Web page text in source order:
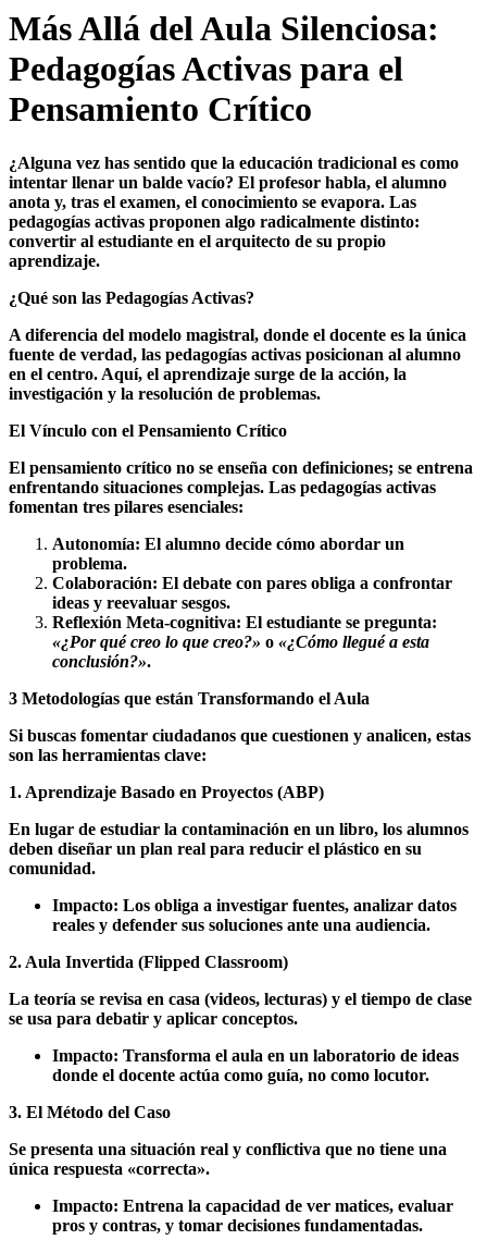
Más Allá del Aula Silenciosa:
Pedagogías Activas para el
Pensamiento Crítico
¿Alguna vez has sentido que la educación tradicional es como
intentar llenar un balde vacío? El profesor habla, el alumno
anota y, tras el examen, el conocimiento se evapora. Las
pedagogías activas proponen algo radicalmente distinto:
convertir al estudiante en el arquitecto de su propio
aprendizaje.
¿Qué son las Pedagogías Activas?
A diferencia del modelo magistral, donde el docente es la única
fuente de verdad, las pedagogías activas posicionan al alumno
en el centro. Aquí, el aprendizaje surge de la acción, la
investigación y la resolución de problemas.
El Vínculo con el Pensamiento Crítico
El pensamiento crítico no se enseña con definiciones; se entrena
enfrentando situaciones complejas. Las pedagogías activas
fomentan tres pilares esenciales:
Autonomía: El alumno decide cómo abordar un
problema.
Colaboración: El debate con pares obliga a confrontar
ideas y reevaluar sesgos.
Reflexión Meta-cognitiva: El estudiante se pregunta:
«¿Por qué creo lo que creo?» o «¿Cómo llegué a esta
conclusión?».
3 Metodologías que están Transformando el Aula
Si buscas fomentar ciudadanos que cuestionen y analicen, estas
son las herramientas clave:
1. Aprendizaje Basado en Proyectos (ABP)
En lugar de estudiar la contaminación en un libro, los alumnos
deben diseñar un plan real para reducir el plástico en su
comunidad.
Impacto: Los obliga a investigar fuentes, analizar datos
reales y defender sus soluciones ante una audiencia.
2. Aula Invertida (Flipped Classroom)
La teoría se revisa en casa (videos, lecturas) y el tiempo de clase
se usa para debatir y aplicar conceptos.
Impacto: Transforma el aula en un laboratorio de ideas
donde el docente actúa como guía, no como locutor.
3. El Método del Caso
Se presenta una situación real y conflictiva que no tiene una
única respuesta «correcta».
Impacto: Entrena la capacidad de ver matices, evaluar
pros y contras, y tomar decisiones fundamentadas.